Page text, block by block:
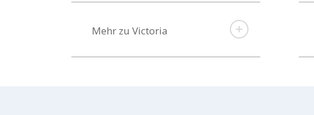
Mehr zu Victoria